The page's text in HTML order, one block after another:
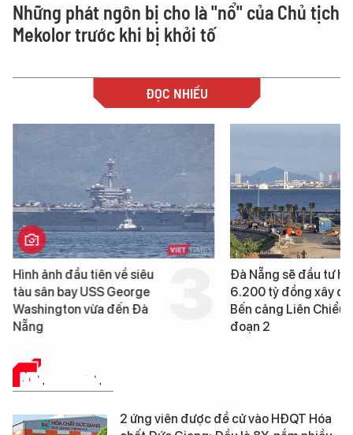
Những phát ngôn bị cho là "nổ" của Chủ tịch
Mekolor trước khi bị khởi tố
ĐỌC NHIỀU
Hình ảnh đầu tiên về siêu
tàu sân bay USS George
Washington vừa đến Đà
Nẵng
Đà Nẵng sẽ đầu tư
6.200 tỷ đồng xây
Bến cảng Liên Chiểu
đoạn 2
KINH DOANH
2 ứng viên được đề cử vào HĐQT Hóa